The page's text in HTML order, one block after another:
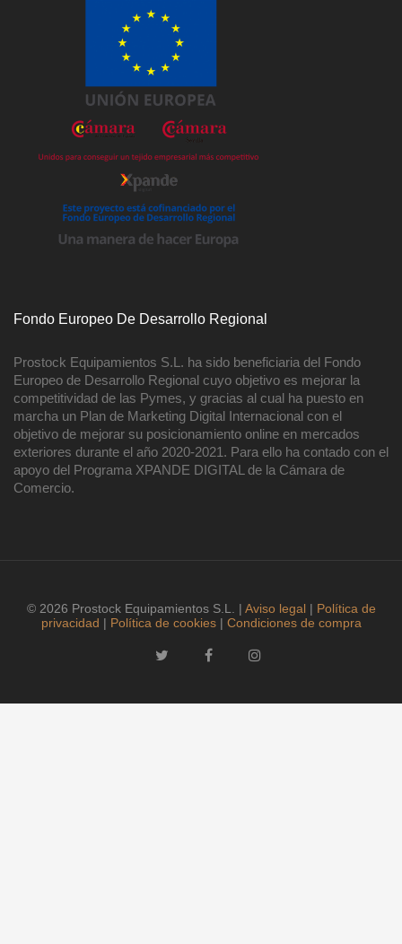
Fondo Europeo De Desarrollo Regional
Prostock Equipamientos S.L. ha sido beneficiaria del Fondo
Europeo de Desarrollo Regional cuyo objetivo es mejorar la
competitividad de las Pymes, y gracias al cual ha puesto en
marcha un Plan de Marketing Digital Internacional con el
objetivo de mejorar su posicionamiento online en mercados
exteriores durante el año 2020-2021. Para ello ha contado con el
apoyo del Programa XPANDE DIGITAL de la Cámara de
Comercio.
© 2026 Prostock Equipamientos S.L. | Aviso legal| Política de
privacidad | Política de cookies| Condiciones de compra